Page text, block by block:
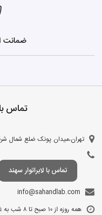
ضمانت
تماس
تهران،ميدان پونک ضلع شمال
تماس با لابراتوار سهند
info@sahandlab.com
همه روزه از ۱۰ صبح تا ۸ شب به غیر از روز های تعطیل